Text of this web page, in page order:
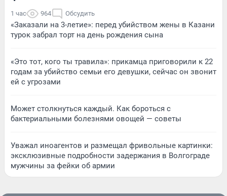
1 час 964 Обсудить
«Заказали на 3-летие»: перед убийством жены в Казани
турок забрал торт на день рождения сына
«Это тот, кого ты травила»: прикамца приговорили к 22
годам за убийство семьи его девушки, сейчас он звонит
ей с угрозами
Может столкнуться каждый. Как бороться с
бактериальными болезнями овощей — советы
Уважал иноагентов и размещал фривольные картинки:
эксклюзивные подробности задержания в Волгограде
мужчины за фейки об армии